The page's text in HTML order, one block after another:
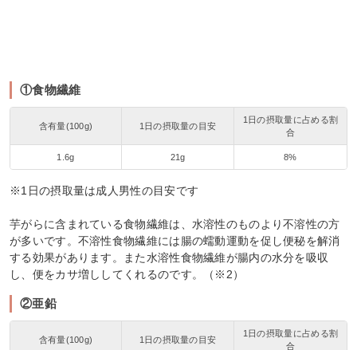
①食物繊維
含有量(100g) 1日の摂取量の目安
1日の摂取量に占める割
合
1.6g 21g 8%
※1日の摂取量は成人男性の目安です
芋がらに含まれている食物繊維は、水溶性のものより不溶性の方
が多いです。不溶性食物繊維には腸の蠕動運動を促し便秘を解消
する効果があります。また水溶性食物繊維が腸内の水分を吸収
し、便をカサ増ししてくれるのです。（※2）
②亜鉛
含有量(100g) 1日の摂取量の目安
1日の摂取量に占める割
合